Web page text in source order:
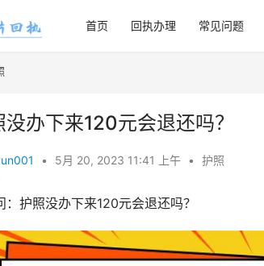
首页 回执办理 常见问题
没办下来120元会退还吗？
• 5月 20, 2023 11:41 上午 • 护照
：护照没办下来120元会退还吗？